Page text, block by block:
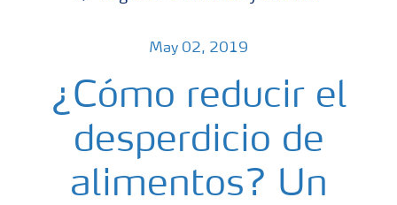
May 02, 2019
¿Cómo reducir el
desperdicio de
alimentos? Un